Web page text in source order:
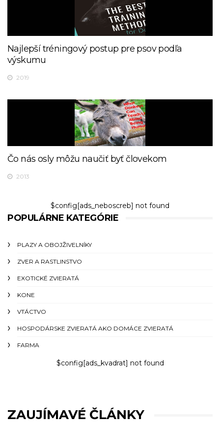
Najlepší tréningový postup pre psov podľa
výskumu
2019
Čo nás osly môžu naučiť byť človekom
2013
$config[ads_neboscreb] not found
POPULÁRNE KATEGÓRIE
PLAZY A OBOJŽIVELNÍKY
ZVER A RASTLINSTVO
EXOTICKÉ ZVIERATÁ
KONE
VTÁCTVO
HOSPODÁRSKE ZVIERATÁ AKO DOMÁCE ZVIERATÁ
FARMA
$config[ads_kvadrat] not found
ZAUJÍMAVÉ ČLÁNKY